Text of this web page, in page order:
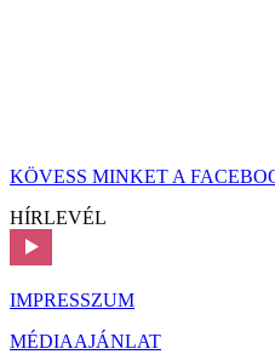
KÖVESS MINKET A
HÍRLEVÉL
IMPRESSZUM
MÉDIAAJÁNLAT